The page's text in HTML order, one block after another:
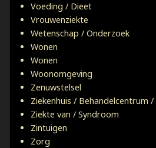
Voeding / Dieet
Vrouwenziekte
Wetenschap / Onderzoek
Wonen
Wonen
Woonomgeving
Zenuwstelsel
Ziekenhuis / Behandelcentrum
Ziekte van / Syndroom
Zintuigen
Zorg